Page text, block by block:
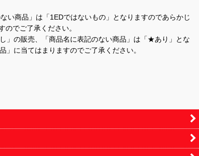
い商品」は「1EDではないもの」となりますのであらかじ
でご了承ください。
の販売、「商品名に表記のない商品」は「★あり」とな
に当てはまりますのでご了承ください。